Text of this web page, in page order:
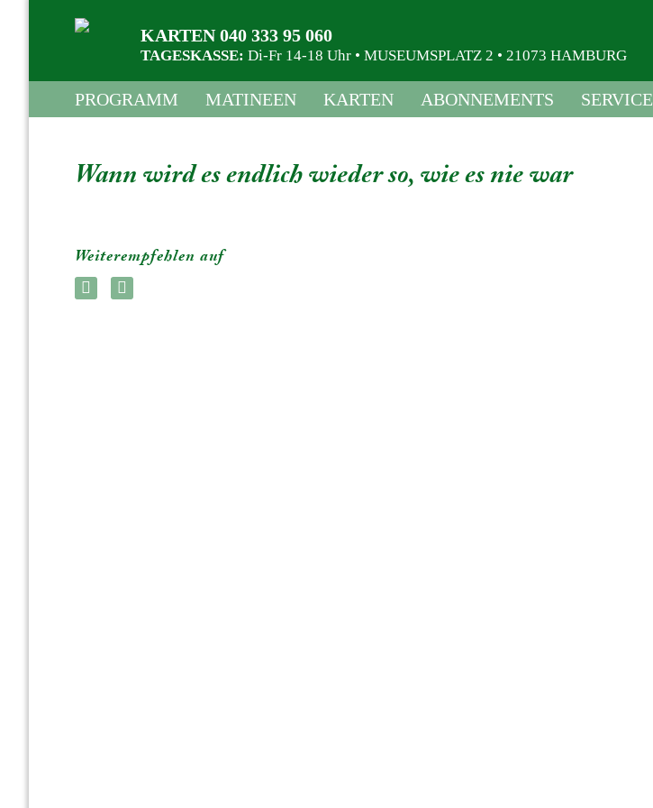
KARTEN 040 333 95 060
TAGESKASSE:Di-Fr 14-18 Uhr • MUSEUMSPLATZ 2 • 21073 HAMBURG
PROGRAMM MATINEEN KARTEN ABONNEMENTS SERVICE
Wann wird es endlich wieder so, wie es nie war
Weiterempfehlen auf